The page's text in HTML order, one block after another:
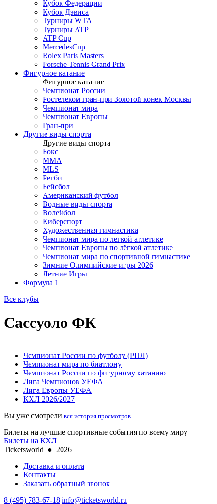
Кубок Федерации
Кубок Дэвиса
Турниры WTA
Турниры ATP
ATP Cup
MercedesCup
Rolex Paris Masters
Porsche Tennis Grand Prix
Фигурное катание
Фигурное катание
Чемпионат России
Ростелеком гран-при Золотой конек Москвы
Чемпионат мира
Чемпионат Европы
Гран-при
Другие виды спорта
Другие виды спорта
Бокс
MMA
MLS
Регби
Бейсбол
Американский футбол
Водные виды спорта
Волейбол
Киберспорт
Художественная гимнастика
Чемпионат мира по легкой атлетике
Чемпионат Европы по лёгкой атлетике
Чемпионат мира по спортивной гимнастике
Зимние Олимпийские игры 2026
Летние Игры
Формула 1
Все клубы
Сассуоло ФК
Чемпионат России по футболу (РПЛ)
Чемпионат мира по биатлону
Чемпионат России по фигурному катанию
Лига Чемпионов УЕФА
Лига Европы УЕФА
КХЛ 2026/2027
Вы уже смотрели вся история просмотров
Билеты на лучшие спортивные события по всему миру
Билеты на КХЛ
Ticketsworld ● 2026
Доставка и оплата
Контакты
Заказать обратный звонок
8 (495) 783-67-18 info@ticketsworld.ru